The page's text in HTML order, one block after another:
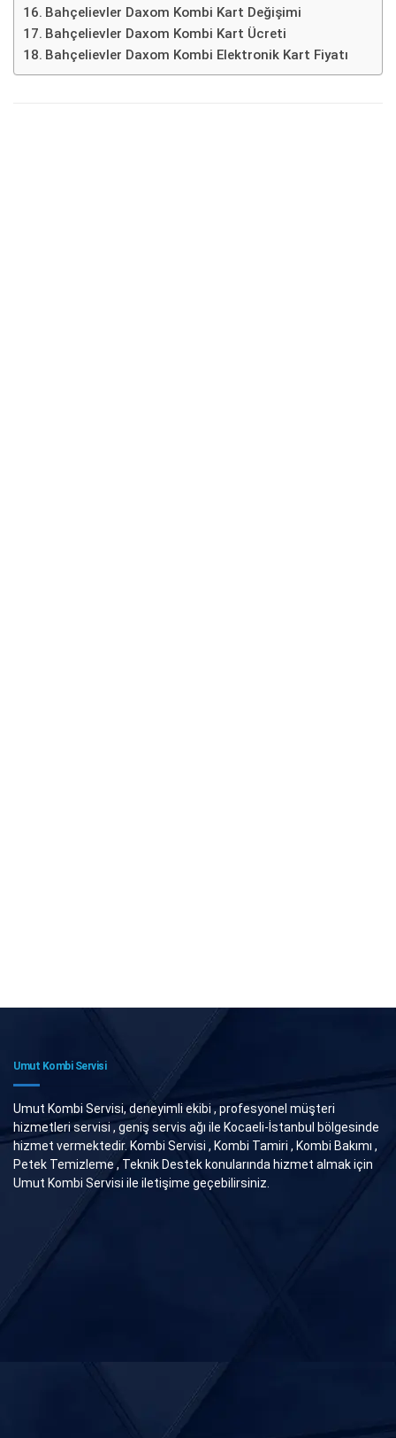
Bahçelievler Daxom Kombi Kart Değişimi
Bahçelievler Daxom Kombi Kart Ücreti
Bahçelievler Daxom Kombi Elektronik Kart Fiyatı
Umut Kombi Servisi
Umut Kombi Servisi, deneyimli ekibi , profesyonel müşteri
hizmetleri servisi , geniş servis ağı ile Kocaeli-İstanbul bölgesinde
hizmet vermektedir. Kombi Servisi , Kombi Tamiri , Kombi Bakımı ,
Petek Temizleme , Teknik Destek konularında hizmet almak için
Umut Kombi Servisi ile iletişime geçebilirsiniz.